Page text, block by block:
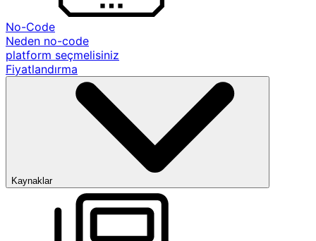
No-Code
Neden no-code
platform seçmelisiniz
Fiyatlandırma
Kaynaklar